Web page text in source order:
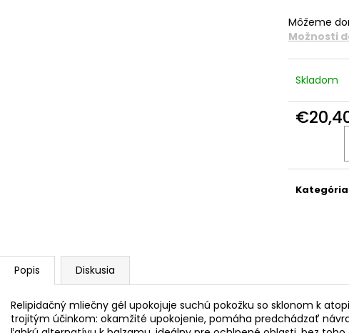
Môžeme
Možnosti
Skladom
Kategória
Popis Diskusia
Relipidačný mliečny gél upokojuje suchú pokožku so sklonom k
trojitým účinkom: okamžité upokojenie, pomáha predchádzať